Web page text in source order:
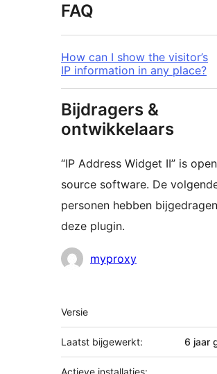
FAQ
How can I show the visitor’s
IP information in any place?
Bijdragers &
ontwikkelaars
“IP Address Widget II” is open
source software. De
personen hebben
deze plugin.
Bijdragersmyproxy
Meta
Versie
Laatst bijgewerkt: 6 jaar
Actieve installaties: